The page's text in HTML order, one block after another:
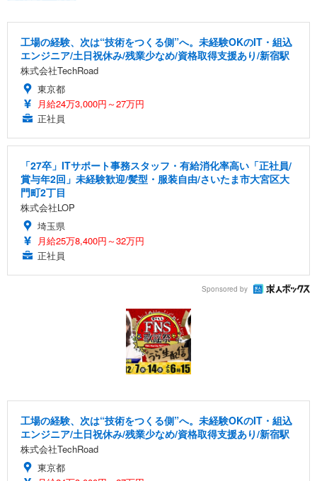
工場の経験、次は“技術をつくる側”へ。未経験OKのIT・組込
エンジニア/土日祝休み/残業少なめ/資格取得支援あり/新宿駅
株式会社TechRoad
東京都
月給24万3,000円～27万円
正社員
「27卒」ITサポート事務スタッフ・有給消化率高い「正社員/
賞与年2回」未経験歓迎/髪型・服装自由/さいたま市大宮区大
門町2丁目
株式会社LOP
埼玉県
月給25万8,400円～32万円
正社員
Sponsored by
工場の経験、次は“技術をつくる側”へ。未経験OKのIT・組込
エンジニア/土日祝休み/残業少なめ/資格取得支援あり/新宿駅
株式会社TechRoad
東京都